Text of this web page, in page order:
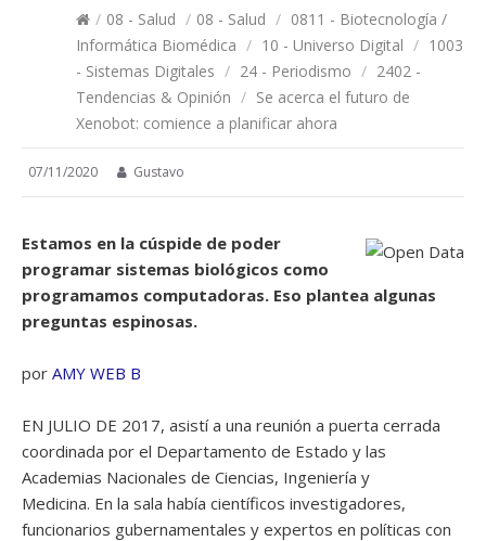
/ 08 - Salud / 08 - Salud / 0811 - Biotecnología /
Informática Biomédica / 10 - Universo Digital / 1003
- Sistemas Digitales / 24 - Periodismo / 2402 -
Tendencias & Opinión / Se acerca el futuro de
Xenobot: comience a planificar ahora
07/11/2020 Gustavo
Estamos en la cúspide de poder
programar sistemas biológicos como
programamos computadoras. Eso plantea algunas
preguntas espinosas.
por AMY WEB B
EN JULIO DE 2017, asistí a una reunión a puerta cerrada
coordinada por el Departamento de Estado y las
Academias Nacionales de Ciencias, Ingeniería y
Medicina. En la sala había científicos investigadores,
funcionarios gubernamentales y expertos en políticas con